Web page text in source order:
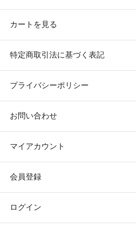
カートを見る
特定商取引法に基づく表記
プライバシーポリシー
お問い合わせ
マイアカウント
会員登録
ログイン